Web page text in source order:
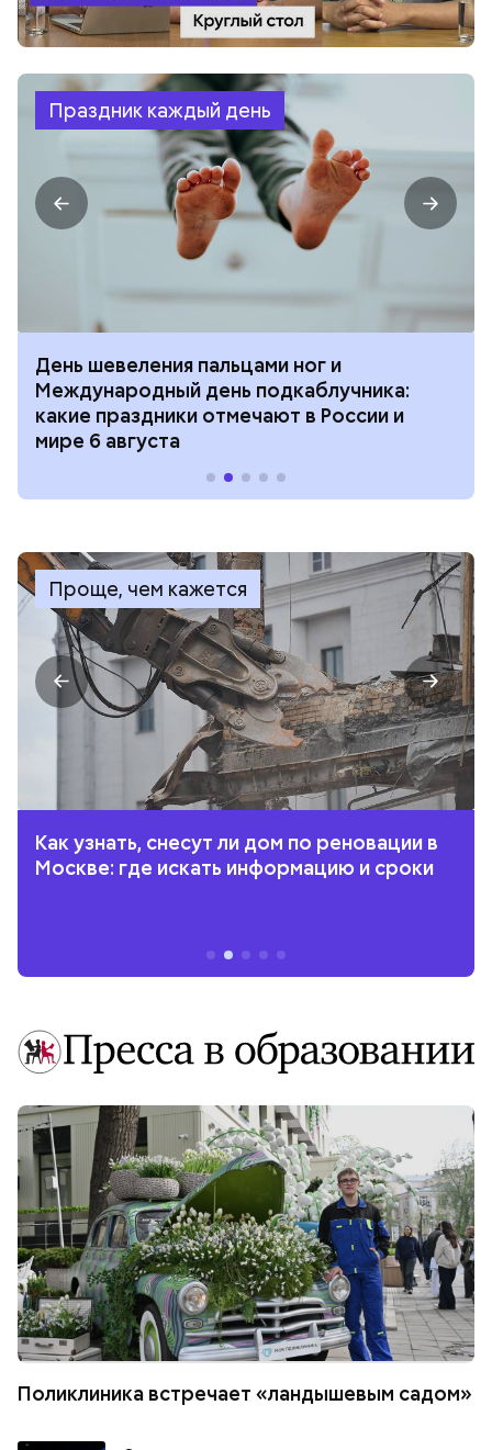
Праздник каждый день
День шевеления пальцами ног и
Международный день подкаблучника:
какие праздники отмечают в России и
мире 6 августа
Проще, чем кажется
Как узнать, снесут ли дом по реновации в
Москве: где искать информацию и сроки
Поликлиника встречает «ландышевым садом»